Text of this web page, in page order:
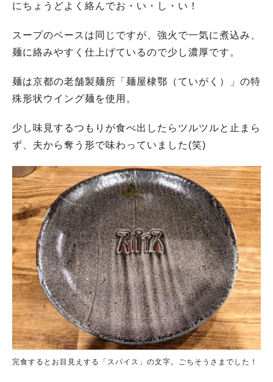
にちょうどよく絡んでお・い・し・い！
スープのベースは同じですが、強火で一気に煮込み、
麺に絡みやすく仕上げているので少し濃厚です。
麺は京都の老舗製麺所「麺屋棣鄂（ていがく）」の特
殊形状ウイング麺を使用。
少し味見するつもりが食べ出したらツルツルと止まら
ず、夫から奪う形で味わっていました(笑)
完食するとお目見えする「スパイス」の文字。ごちそうさまでした！